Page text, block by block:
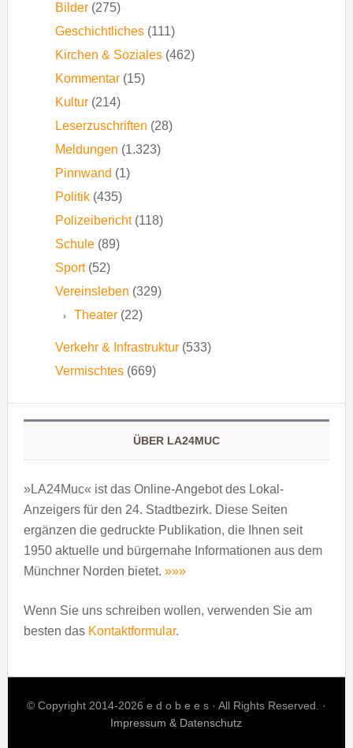
Bilder(275)
Geschichtliches(111)
Kirchen & Soziales(462)
Kommentar(15)
Kultur(214)
Leserzuschriften (28)
Meldungen (1.323)
Pinnwand (1)
Politik(435)
Polizeibericht(118)
Schule(89)
Sport(52)
Vereinsleben (329)
Theater(22)
Verkehr & Infrastruktur(533)
Vermischtes(669)
ÜBER LA24MUC
»LA24Muc« ist das Online-Angebot des Lokal-
Anzeigers für den 24. Stadtbezirk. Diese Seiten
ergänzen die gedruckte Publi­kation, die Ihnen seit
1950 aktuelle und bürgernahe Informationen aus dem
Münchner Norden bietet. »»»
Wenn Sie uns schreiben wollen, verwenden Sie am
besten das Kontaktformular.
© Copyright 2014-2026 e d o b e e s · All Rights Reserved. ·
Impressum & Datenschutz